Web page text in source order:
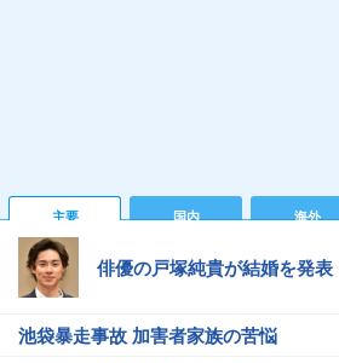
主要 国内 海外
俳優の戸塚純貴が結婚を発表
池袋暴走事故 加害者家族の苦悩